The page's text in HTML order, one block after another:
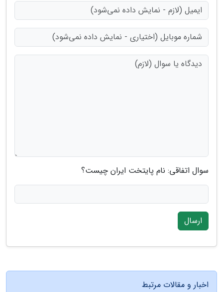
سوال اتفاقی: نام پایتخت ایران چیست؟
ارسال
اخبار و مقالات مرتبط